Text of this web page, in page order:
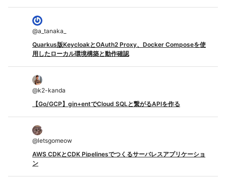
@a_tanaka_
Quarkus版KeycloakとOAuth2 Proxy、Docker Composeを使
用したローカル環境構築と動作確認
@k2-kanda
【Go/GCP】gin+entでCloud SQLと繋がるAPIを作る
@letsgomeow
AWS CDKとCDK Pipelinesでつくるサーバレスアプリケーショ
ン